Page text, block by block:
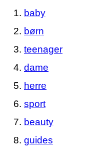
baby
børn
teenager
dame
herre
sport
beauty
guides